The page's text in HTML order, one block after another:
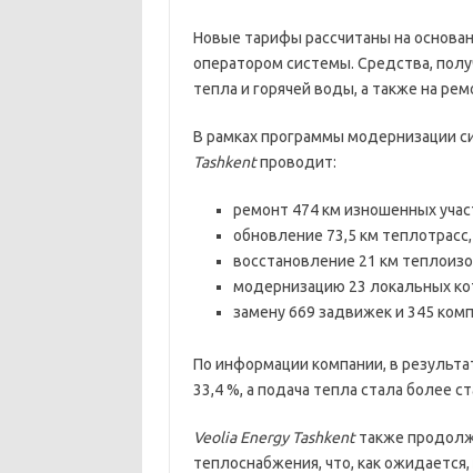
Новые тарифы рассчитаны на
оператором системы. Средства,
тепла и горячей воды, а также на
В рамках программы модернизации
Tashkentпроводит:
ремонт 474 км изношенных
обновление 73,5 км теплотрасс,
восстановление 21 км
модернизацию 23 локальных
замену 669 задвижек и 345
По информации компании, в
33,4 %, а подача тепла стала более
Veolia Energy Tashkentтакже
теплоснабжения, что, как